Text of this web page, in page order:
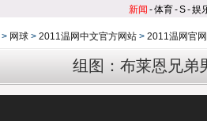
新闻 -体育-S-娱
> 网球 > 2011温网中文官方网站 > 2011温网官
组图：布莱恩兄弟